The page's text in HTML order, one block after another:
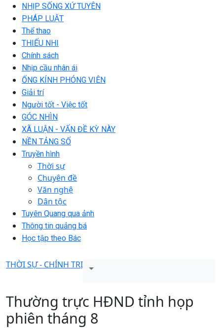
NHỊP SỐNG XỨ TUYÊN
PHÁP LUẬT
Thể thao
THIẾU NHI
Chính sách
Nhịp cầu nhân ái
ỐNG KÍNH PHÓNG VIÊN
Giải trí
Người tốt - Việc tốt
GÓC NHÌN
XÃ LUẬN - VẤN ĐỀ KỲ NÀY
NỀN TẢNG SỐ
Truyền hình
Thời sự
Chuyên đề
Văn nghệ
Dân tộc
Tuyên Quang qua ảnh
Thông tin quảng bá
Học tập theo Bác
THỜI SỰ - CHÍNH TRỊ
Thường trực HĐND tỉnh họp
phiên tháng 8